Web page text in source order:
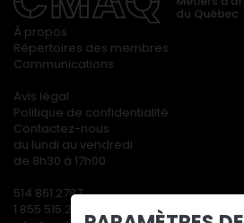
À propos
Répertoires des membres
Communications
Avis légal
Politique de confidentialité
Contactez-nous
du lundi au vendredi
de 8h30 à 17h00
514 861.2787
1 855 515.2787